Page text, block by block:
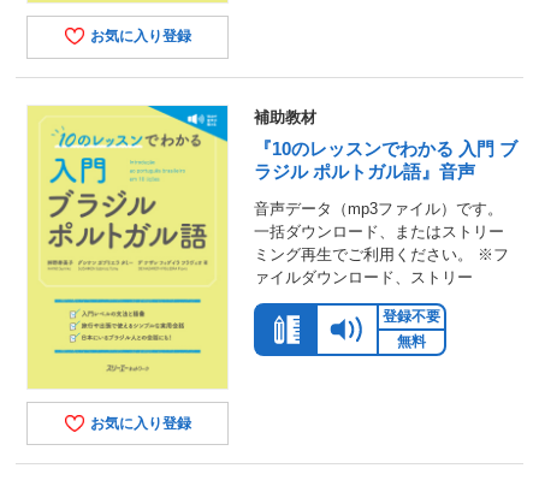
お気に入り登録
お気に入り登録
補助教材
『10のレッスンでわかる 入門 ブ
ラジル ポルトガル語』音声
音声データ（mp3ファイル）です。
一括ダウンロード、またはストリー
ミング再生でご利用ください。 ※フ
ァイルダウンロード、ストリー
登録不要
無料